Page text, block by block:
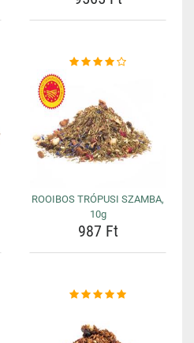
ROOIBOS TRÓPUSI SZAMBA,
10g
987 Ft